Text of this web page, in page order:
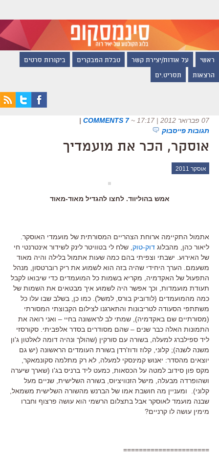
ראשי על אודות/יצירת קשר טבלת המבקרים ביקורות סרטים
הרצאות תסריט.ים
07 פברואר 2012 | 17:17 ~
7 COMMENTS
|
תגובות פייסבוק
אוסקר, הכר את מועמדיך
אוסקר 2011
אמש בהוליווד. לחצו להגדיל מאוד-מאוד
אתמול התקיימה ארוחת הצהריים המסורתית של מועמדי האוסקר.
ליאור כהן, מהבלוג דוק-טוק , שלח לי בטוויטר לינק לשידור אינטרנטי חי
של האירוע. ישבתי וצפיתי בהם כמה שעות אתמול בלילה והיה מאוד
משעמם. הערך היחידי שהיה בזה הוא לשמוע את ריק רוברטסון, מנהל
התפעול של האקדמיה, מקריא בשמות כל המועמדים כדי שיבואו לקבל
תעודת מועמדות, וכך אפשר היה לשמוע איך מבטאים את השמות של
כמה מהמועמדים (לודוביק בורס, למשל). כמו כן, בשלב שבו עלו כל
משתתפי הסעודה לטריבונות והתארגנו לצילום הקבוצתי המסורתי
(מסורתיים שם באקדמיה), שמתי לב לראשונה בחיי – ואני רואה את
התמונות האלה כבר שנים – שהם מסודרים בסדר אלפביתי. סקורסזי
ליד ספילברג למעלה, בשורה עם סורקין (שהולך ונהיה דומה לאלטון ג'ון
משנה לשנה); קלוני, קלוז ודוז'רדן בשורת העומדים הראשונה (יש גם
יוצאים מהסדר: יאנוש קמינסקי למעלה, לא רק מתלמה סקונמאקר,
מקס פון סידוב למטה על הכסאות, כמעט ליד ברניס בג'ו (שארך שיערה
ושהופרדה מבעלה, מישל הזנוויציוס, בשורה השלישית, שניים מעל
קלוני). ומעניין מה חושבת אמו של הברנש מהשורה השלישית משמאל,
שבנה מועמד לאוסקר אבל בתצלום הרשמי הוא עושה פרצוף וחברו
מימין עושה לו קרניים?
======================